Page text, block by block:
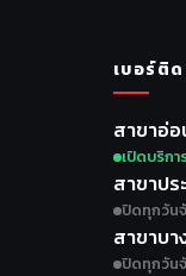
เบอร์ติ
สาขาอ่
เปิดบริกา
สาขาปร
ปิดทุกวัน
สาขาบา
ปิดทุกวัน